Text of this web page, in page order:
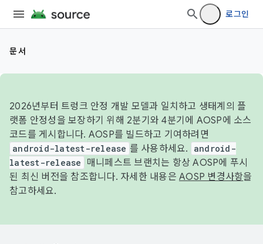
로그인
문서
2026년부터 트렁크 안정 개발 모델과 일치하고 생태계의 플
랫폼 안정성을 보장하기 위해 2분기와 4분기에 AOSP에 소스
코드를 게시합니다. AOSP를 빌드하고 기여하려면
android-latest-release 를 사용하세요.
android-
latest-release
매니페스트 브랜치는 항상 AOSP에 푸시
된 최신 버전을 참조합니다. 자세한 내용은 AOSP 변경사항을
참고하세요.